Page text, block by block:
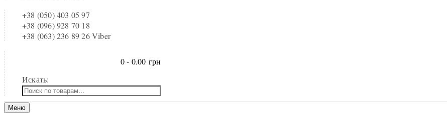
+38 (050) 403 05 97
+38 (096) 928 70 18
+38 (063) 236 89 26 Viber
0 - 0.00 грн
Искать:
Меню